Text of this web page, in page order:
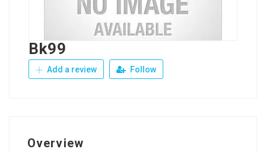
Bk99
Add a review Follow
Overview